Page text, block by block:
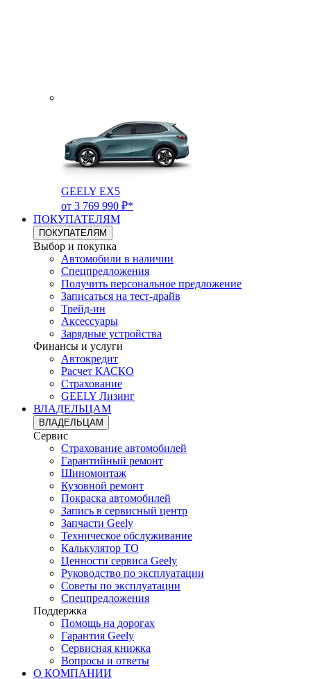
GEELY EX5
от 3 769 990 ₽*
ПОКУПАТЕЛЯМ
ПОКУПАТЕЛЯМ
Выбор и покупка
Автомобили в наличии
Спецпредложения
Получить персональное предложение
Записаться на тест-драйв
Трейд-ин
Аксессуары
Зарядные устройства
Финансы и услуги
Автокредит
Расчет КАСКО
Страхование
GEELY Лизинг
ВЛАДЕЛЬЦАМ
ВЛАДЕЛЬЦАМ
Сервис
Страхование автомобилей
Гарантийный ремонт
Шиномонтаж
Кузовной ремонт
Покраска автомобилей
Запись в сервисный центр
Запчасти Geely
Техническое обслуживание
Калькулятор ТО
Ценности сервиса Geely
Руководство по эксплуатации
Советы по эксплуатации
Спецпредложения
Поддержка
Помощь на дорогах
Гарантия Geely
Сервисная книжка
Вопросы и ответы
О КОМПАНИИ